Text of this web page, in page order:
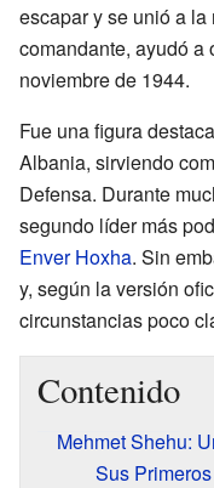
escapar y se unió a
comandante, ayudó
noviembre de 1944.
Fue una figura
Albania, sirviendo
Defensa. Durante
segundo líder más
Enver Hoxha. Sin
y, según la versión
circunstancias poco
Contenido
Mehmet Shehu:
Sus